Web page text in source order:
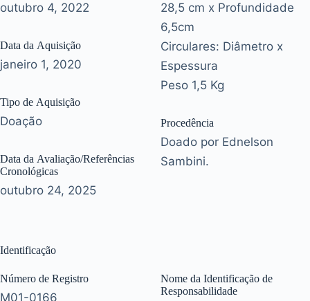
outubro 4, 2022
Data da Aquisição
janeiro 1, 2020
Tipo de Aquisição
Doação
Data da Avaliação/Referências
Cronológicas
outubro 24, 2025
28,5 cm x Profundidade
6,5cm
Circulares: Diâmetro x
Espessura
Peso 1,5 Kg
Procedência
Doado por Ednelson
Sambini.
Identificação
Número de Registro
M01-0166
Nome da Identificação de
Responsabilidade